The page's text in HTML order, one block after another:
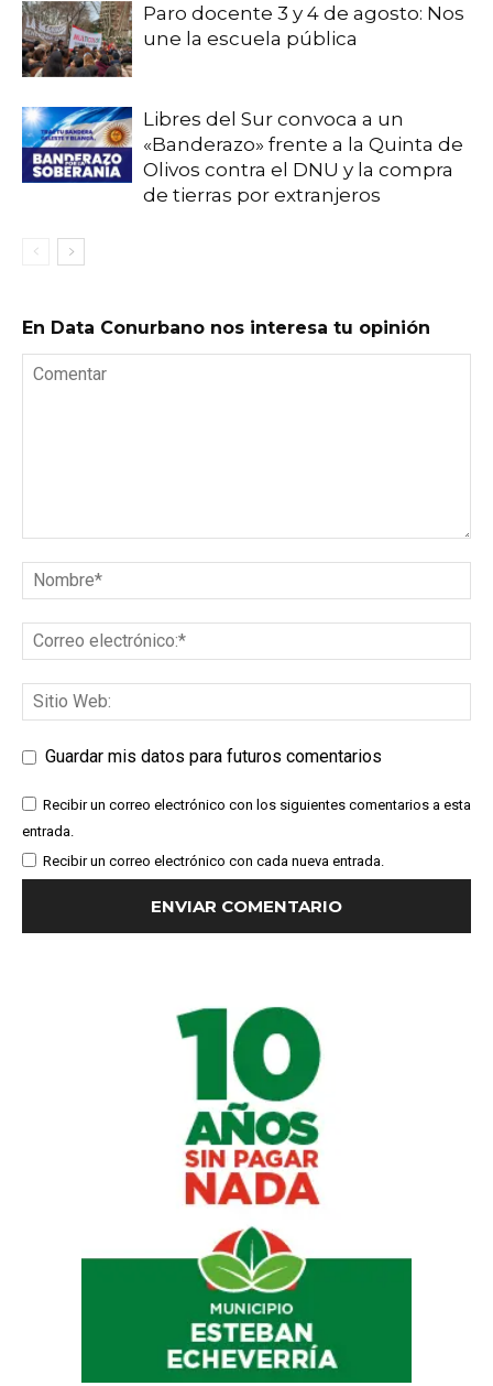
Paro docente 3 y 4 de agosto: Nos
une la escuela pública
Libres del Sur convoca a un
«Banderazo» frente a la Quinta de
Olivos contra el DNU y la compra
de tierras por extranjeros
En Data Conurbano nos interesa tu opinión
Guardar mis datos para futuros comentarios
Recibir un correo electrónico con los siguientes comentarios a esta
entrada.
Recibir un correo electrónico con cada nueva entrada.